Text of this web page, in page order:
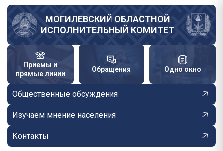
Перейти
основному
содержанию
МОГИЛЕВСКИЙ ОБЛАСТНОЙ
ИСПОЛНИТЕЛЬНЫЙ КОМИТЕТ
Приемы и
прямые линии
Обращения Одно окно
Общественные обсуждения
Изучаем мнение населения
Контакты